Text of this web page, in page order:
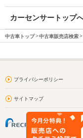
カーセンサートップ
中古車トップ 中古車販売店検索
プライバシーポリシー
サイトマップ